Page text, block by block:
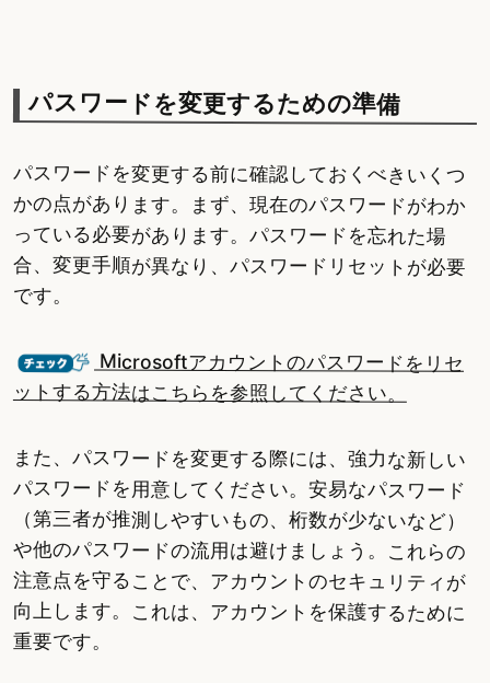
パスワードを変更するための準備
パスワードを変更する前に確認しておくべきいくつ
かの点があります。まず、現在のパスワードがわか
っている必要があります。パスワードを忘れた場
合、変更手順が異なり、パスワードリセットが必要
です。
Microsoftアカウントのパスワードをリセ
ットする方法はこちらを参照してください。
また、パスワードを変更する際には、強力な新しい
パスワードを用意してください。安易なパスワード
（第三者が推測しやすいもの、桁数が少ないなど）
や他のパスワードの流用は避けましょう。これらの
注意点を守ることで、アカウントのセキュリティが
向上します。これは、アカウントを保護するために
重要です。